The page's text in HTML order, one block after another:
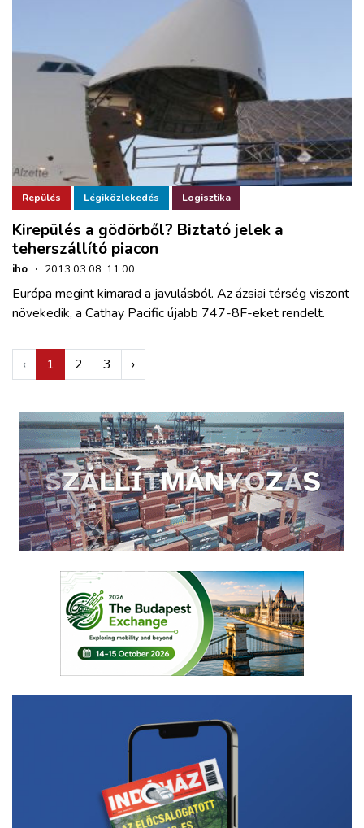
Repülés Légiközlekedés Logisztika
Kirepülés a gödörből? Biztató jelek a
teherszállító piacon
iho · 2013.03.08. 11:00
Európa megint kimarad a javulásból. Az ázsiai térség viszont
növekedik, a Cathay Pacific újabb 747-8F-eket rendelt.
‹ 1 2 3 ›